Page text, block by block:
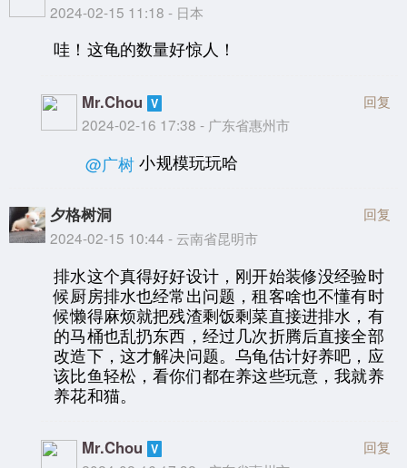
2024-02-15 11:18 - 日本
哇！这龟的数量好惊人！
Mr.Chou
2024-02-16 17:38 - 广东省惠州市
回复
@广树 小规模玩玩哈
夕格树洞
2024-02-15 10:44 - 云南省昆明市
回复
排水这个真得好好设计，刚开始装修没经验时
候厨房排水也经常出问题，租客啥也不懂有时
候懒得麻烦就把残渣剩饭剩菜直接进排水，有
的马桶也乱扔东西，经过几次折腾后直接全部
改造下，这才解决问题。乌龟估计好养吧，应
该比鱼轻松，看你们都在养这些玩意，我就养
养花和猫。
Mr.Chou 回复